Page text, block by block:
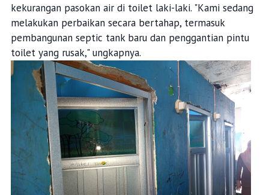
kekurangan pasokan air di toilet laki-laki. "Kami sedang
melakukan perbaikan secara bertahap, termasuk
pembangunan septic tank baru dan penggantian pintu
toilet yang rusak," ungkapnya.